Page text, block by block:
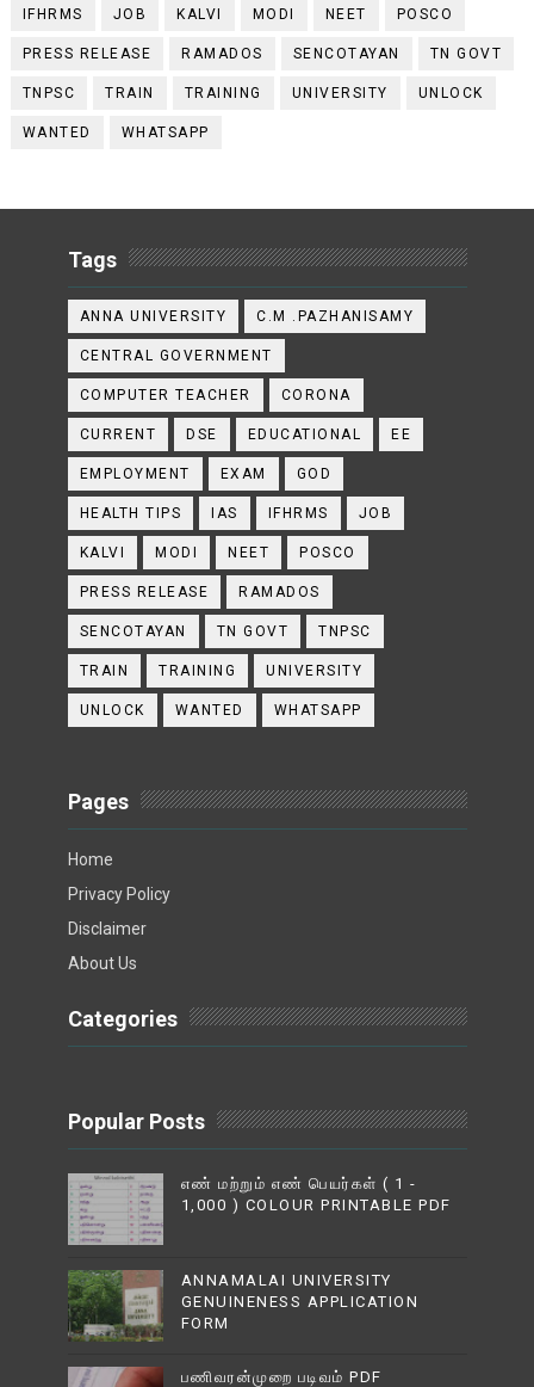
IFHRMS JOB KALVI MODI NEET POSCO
PRESS RELEASE RAMADOS SENCOTAYAN TN GOVT
TNPSC TRAIN TRAINING UNIVERSITY UNLOCK
WANTED WHATSAPP
Tags
ANNA UNIVERSITY C.M .PAZHANISAMY
CENTRAL GOVERNMENT
COMPUTER TEACHER CORONA
CURRENT DSE EDUCATIONAL EE
EMPLOYMENT EXAM GOD
HEALTH TIPS IAS IFHRMS JOB
KALVI MODI NEET POSCO
PRESS RELEASE RAMADOS
SENCOTAYAN TN GOVT TNPSC
TRAIN TRAINING UNIVERSITY
UNLOCK WANTED WHATSAPP
Pages
Home
Privacy Policy
Disclaimer
About Us
Categories
Popular Posts
எண் மற்றும் எண் பெயர்கள் ( 1 -
1,000 ) COLOUR PRINTABLE PDF
ANNAMALAI UNIVERSITY
GENUINENESS APPLICATION
FORM
பணிவரன்முறை படிவம் PDF